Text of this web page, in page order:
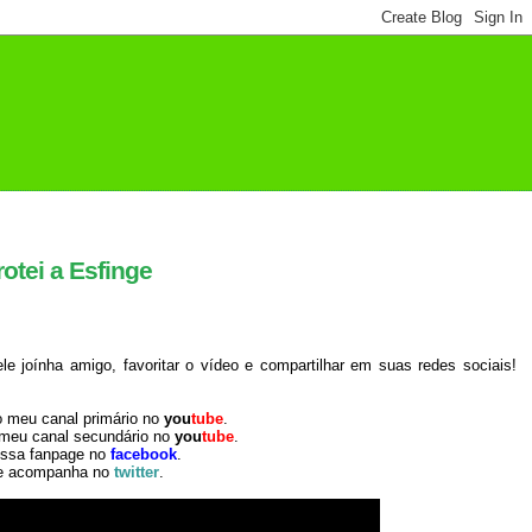
a Esfinge
joínha amigo, favoritar o vídeo e compartilhar em suas redes sociais!
meu canal primário noyoutube.
canal secundário no youtube.
fanpage no facebook.
acompanha no twitter.